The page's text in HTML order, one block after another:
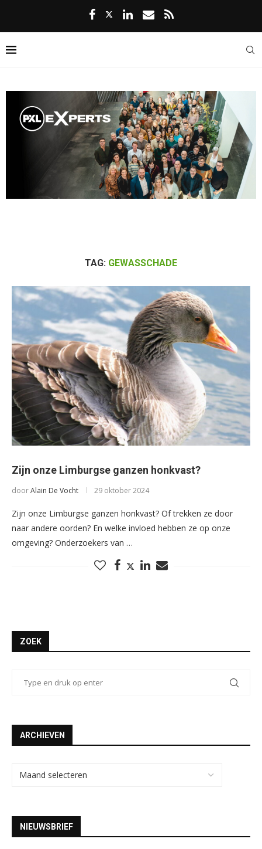
TAG: GEWASSCHADE
Zijn onze Limburgse ganzen honkvast?
doorAlain De Vocht 29 oktober 2024
Zijn onze Limburgse ganzen honkvast? Of trekken ze door
naar andere oorden? En welke invloed hebben ze op onze
omgeving? Onderzoekers van …
ZOEK
ARCHIEVEN
NIEUWSBRIEF